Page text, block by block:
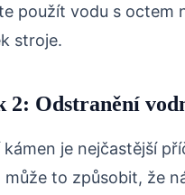
použít vodu s octem
stroje.
2: Odstranění
kámen je nejčastější
může to způsobit, že